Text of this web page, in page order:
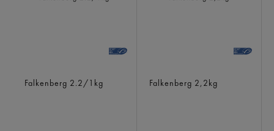
Falkenberg 2.2/1kg Falkenberg 2,2kg